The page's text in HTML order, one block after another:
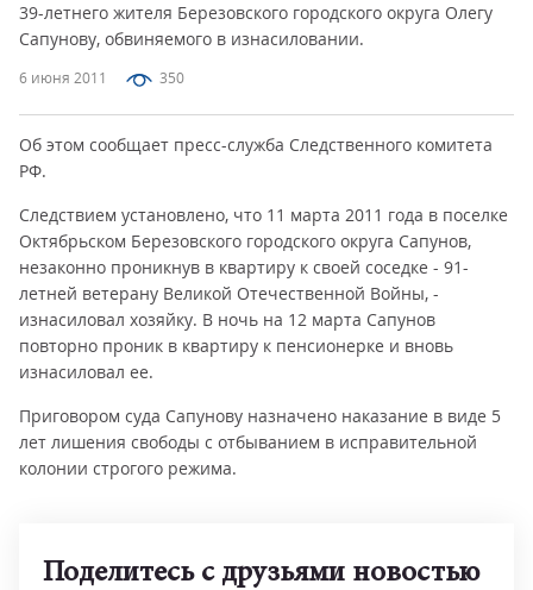
6 июня 2011 350
39-летнего жителя Березовского городского округа Олегу
Сапунову, обвиняемого в изнасиловании.
Об этом сообщает пресс-служба Следственного комитета
РФ.
Следствием установлено, что 11 марта 2011 года в поселке
Октябрьском Березовского городского округа Сапунов,
незаконно проникнув в квартиру к своей соседке - 91-
летней ветерану Великой Отечественной Войны, -
изнасиловал хозяйку. В ночь на 12 марта Сапунов
повторно проник в квартиру к пенсионерке и вновь
изнасиловал ее.
Приговором суда Сапунову назначено наказание в виде 5
лет лишения свободы с отбыванием в исправительной
колонии строгого режима.
Поделитесь с друзьями новостью